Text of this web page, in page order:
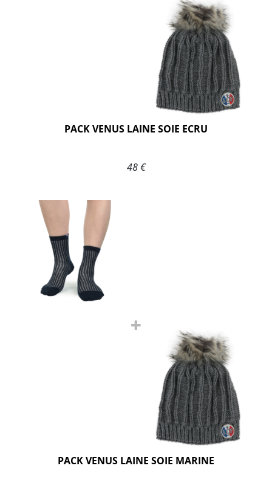
PACK VENUS LAINE SOIE ECRU
48 €
PACK VENUS LAINE SOIE MARINE